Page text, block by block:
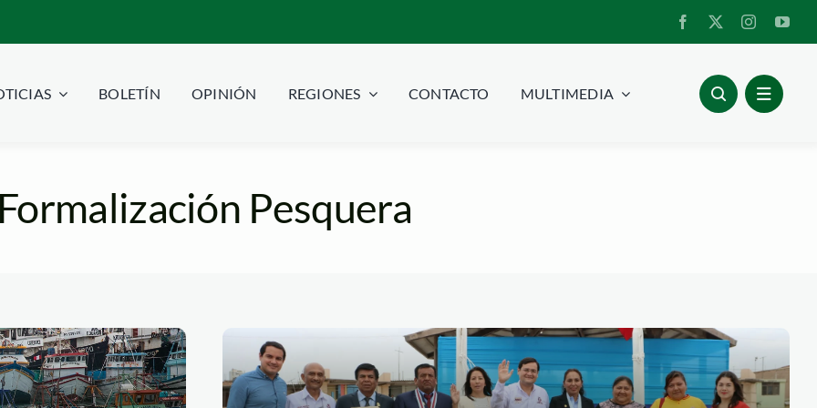
BOLETÍN OPINIÓN REGIONES CONTACTO MULTIMEDIA
Formalización Pesquera